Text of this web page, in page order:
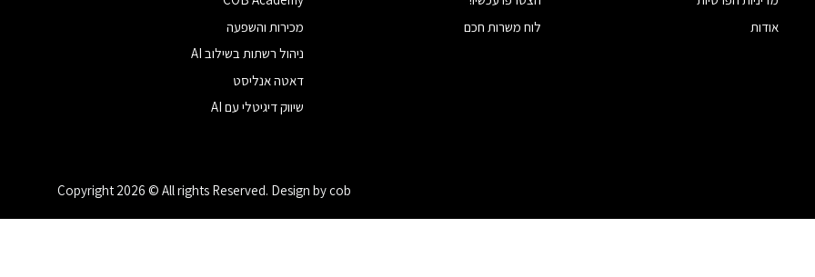
אודות
לוח משרות חכם
מכירות והשפעה
ניהול רשתות בשילוב AI
דאטה אנליסט
שיווק דיגיטלי עם AI
Copyright 2026 © All rights Reserved. Design by cob